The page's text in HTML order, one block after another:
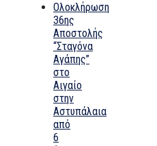
Ολοκλήρωση
36ης
Αποστολής
“Σταγόνα
Αγάπης”
στο
Αιγαίο
στην
Αστυπάλαια
από
6